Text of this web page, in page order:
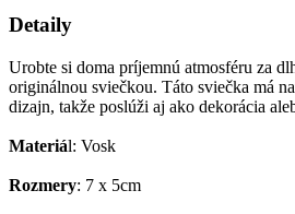
Detaily
Urobte si doma príjemnú atmosféru za
originálnou sviečkou. Táto sviečka má
dizajn, takže poslúži aj ako dekorácia
Materiál: Vosk
Rozmery: 7 x 5cm